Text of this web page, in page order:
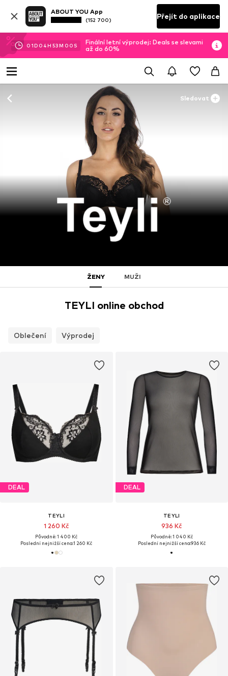
ABOUT YOU App
(152 700) Přejít do aplikace
01D 04H 52M 59S
Finální letní výprodej: Deals se slevami
až do 60%
Sledovat
ŽENY MUŽI
TEYLI online obchod
Oblečení Výprodej
DEAL
TEYLI
1 260 Kč
Původně: 1 400 Kč
Poslední nejnižší cena:1 260 Kč
DEAL
TEYLI
936 Kč
Původně: 1 040 Kč
Poslední nejnižší cena:936 Kč